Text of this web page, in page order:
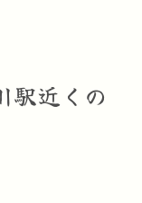
駅近くの